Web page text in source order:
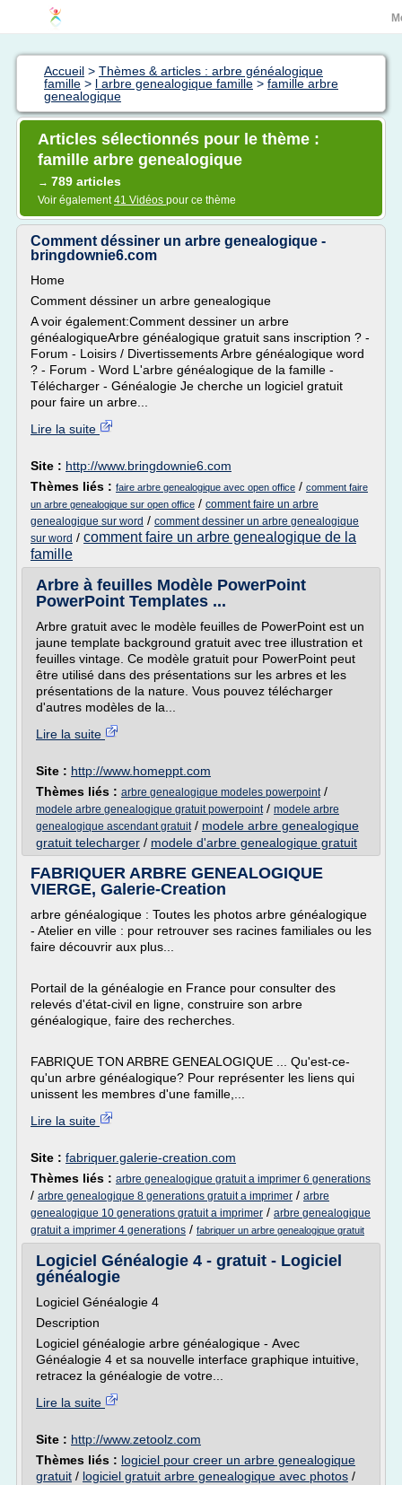
Accueil > Thèmes & articles : arbre généalogique
famille > l arbre genealogique famille > famille arbre
genealogique
Articles sélectionnés pour le thème :
famille arbre genealogique
→ 789 articles
Voir également41 Vidéos pour ce thème
Comment déssiner un arbre genealogique -
bringdownie6.com
Home
Comment déssiner un arbre genealogique
A voir également:Comment dessiner un arbre
généalogiqueArbre généalogique gratuit sans inscription ? -
Forum - Loisirs / Divertissements Arbre généalogique word
? - Forum - Word L'arbre généalogique de la famille -
Télécharger - Généalogie Je cherche un logiciel gratuit
pour faire un arbre...
Lire la suite
Site : http://www.bringdownie6.com
Thèmes liés : faire arbre genealogique avec open office / comment faire
un arbre genealogique sur open office / comment faire un arbre
genealogique sur word / comment dessiner un arbre genealogique
sur word / comment faire un arbre genealogique de la
famille
Arbre à feuilles Modèle PowerPoint
PowerPoint Templates ...
Arbre gratuit avec le modèle feuilles de PowerPoint est un
jaune template background gratuit avec tree illustration et
feuilles vintage. Ce modèle gratuit pour PowerPoint peut
être utilisé dans des présentations sur les arbres et les
présentations de la nature. Vous pouvez télécharger
d'autres modèles de la...
Lire la suite
Site : http://www.homeppt.com
Thèmes liés : arbre genealogique modeles powerpoint/
modele arbre genealogique gratuit powerpoint/ modele arbre
genealogique ascendant gratuit/ modele arbre genealogique
gratuit telecharger / modele d'arbre genealogique gratuit
FABRIQUER ARBRE GENEALOGIQUE
VIERGE, Galerie-Creation
arbre généalogique : Toutes les photos arbre généalogique
- Atelier en ville : pour retrouver ses racines familiales ou les
faire découvrir aux plus...
Portail de la généalogie en France pour consulter des
relevés d'état-civil en ligne, construire son arbre
généalogique, faire des recherches.
FABRIQUE TON ARBRE GENEALOGIQUE ... Qu'est-ce-
qu'un arbre généalogique? Pour représenter les liens qui
unissent les membres d'une famille,...
Lire la suite
Site : fabriquer.galerie-creation.com
Thèmes liés : arbre genealogique gratuit a imprimer 6 generations
/ arbre genealogique 8 generations gratuit a imprimer / arbre
genealogique 10 generations gratuit a imprimer / arbre genealogique
gratuit a imprimer 4 generations / fabriquer un arbre genealogique gratuit
Logiciel Généalogie 4 - gratuit - Logiciel
généalogie
Logiciel Généalogie 4
Description
Logiciel généalogie arbre généalogique - Avec
Généalogie 4 et sa nouvelle interface graphique intuitive,
retracez la généalogie de votre...
Lire la suite
Site : http://www.zetoolz.com
Thèmes liés : logiciel pour creer un arbre genealogique
gratuit / logiciel gratuit arbre genealogique avec photos /